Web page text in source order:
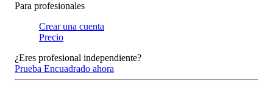
Para profesionales
Crear una cuenta
Precio
¿Eres profesional independiente?
Prueba Encuadrado ahora